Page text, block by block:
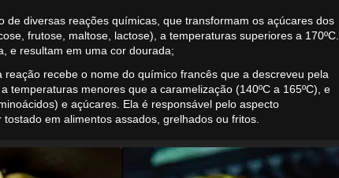
de diversas reações químicas, que transformam os açúcares dos
frutose, maltose, lactose), a temperaturas superiores a 170ºC.
e resultam em uma cor dourada;
reação recebe o nome do químico francês que a descreveu pela
temperaturas menores que a caramelização (140ºC a 165ºC), e
e açúcares. Ela é responsável pelo aspecto
em alimentos assados, grelhados ou fritos.